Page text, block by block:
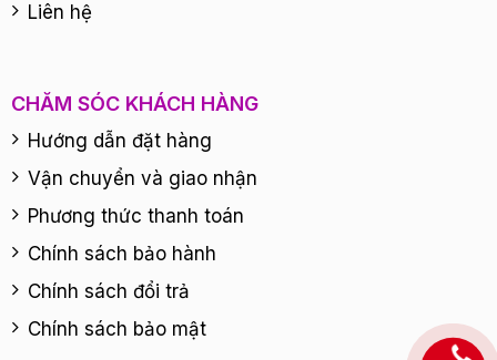
Liên hệ
CHĂM SÓC KHÁCH HÀNG
Hướng dẫn đặt hàng
Vận chuyển và giao nhận
Phương thức thanh toán
Chính sách bảo hành
Chính sách đổi trả
Chính sách bảo mật